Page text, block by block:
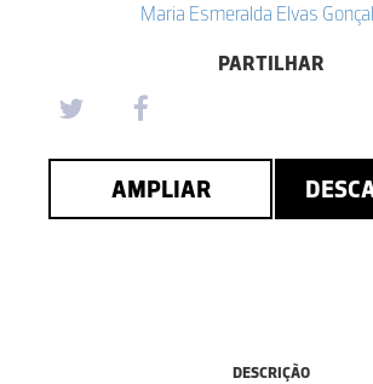
Maria Esmeralda Elvas
PARTILHAR
AMPLIAR
DESCRIÇÃO